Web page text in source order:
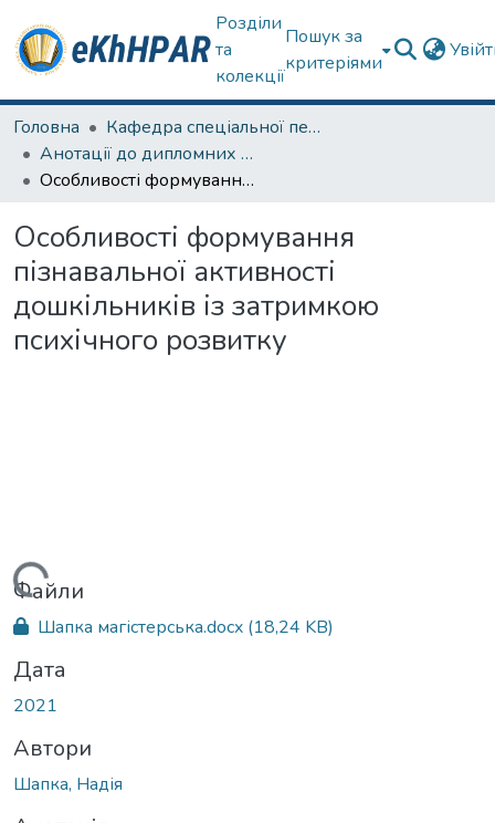
Розділи
та
колекції
Пошук за
критеріями
Головна
Кафедра спеціальної педагогіки і психології та інклюзивної освіти
Анотації до дипломних робіт
Особливості формування пізнавальної активності дошкільників із затримкою психічного розвитку
Особливості формування
пізнавальної активності
дошкільників із затримкою
психічного розвитку
Вантажиться...
Файли
Шапка магістерська.docx (18,24 KB)
Дата
2021
Автори
Шапка, Надія